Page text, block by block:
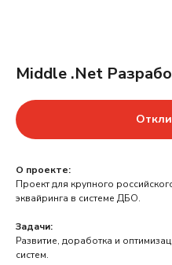
Middle .Net
О проекте:
Проект для крупного
эквайринга в системе ДБО.
Задачи:
Развитие, доработка и
систем.